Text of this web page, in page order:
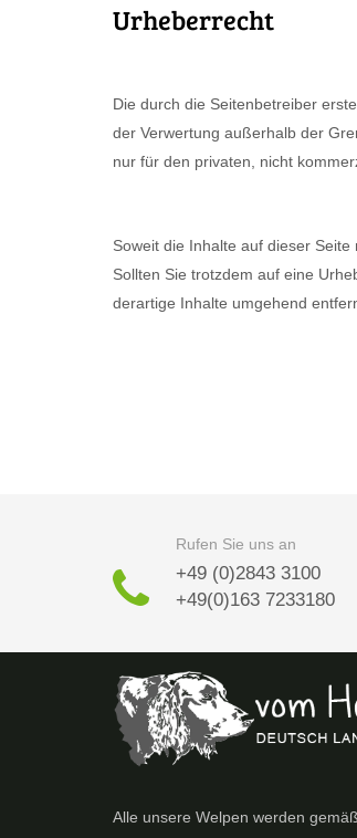
Urheberrecht
Die durch die Seitenbetreiber
der Verwertung außerhalb der
nur für den privaten, nicht
Soweit die Inhalte auf dieser
Sollten Sie trotzdem auf eine
derartige Inhalte umgehend
Rufen Sie uns an
+49 (0)2843 3100
+49(0)163 7233180
Alle unsere Welpen werden